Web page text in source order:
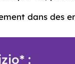
dans des
: